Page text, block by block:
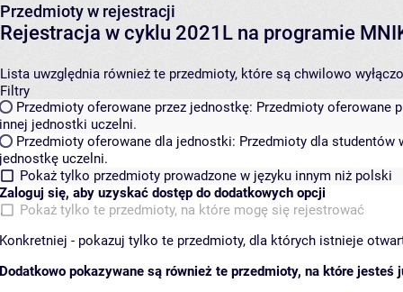
Przedmioty w rejestracji
Rejestracja w cyklu 2021L na programie
Lista uwzględnia również te przedmioty, które są chwilowo
Filtry
Przedmioty oferowane przez jednostkę: Przedmioty oferowane
innej jednostki uczelni.
Przedmioty oferowane dla jednostki: Przedmioty dla studentów
jednostkę uczelni.
Pokaż tylko przedmioty prowadzone w języku innym niż polski
Zaloguj się, aby uzyskać dostęp do dodatkowych opcji
Pokaż tylko te przedmioty, na które mogę się rejestrować
Konkretniej - pokazuj tylko te przedmioty, dla których istnieje
Dodatkowo pokazywane są również te przedmioty, na które jesteś